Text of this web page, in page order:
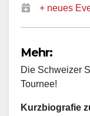
+ neues
Mehr:
Die Schweizer
Tournee!
Kurzbiografie